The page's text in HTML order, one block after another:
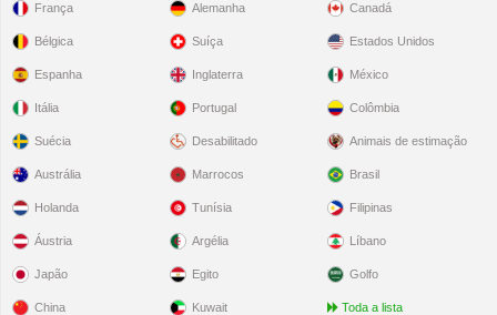
França
Bélgica
Espanha
Itália
Suécia
Alemanha
Suíça
Inglaterra
Portugal
Desabilitado
Canadá
Estados Unidos
México
Colômbia
Animais de estimação
Austrália
Holanda
Áustria
Japão
China
Marrocos
Tunísia
Argélia
Egito
Kuwait
Brasil
Filipinas
Líbano
Golfo
Toda a lista